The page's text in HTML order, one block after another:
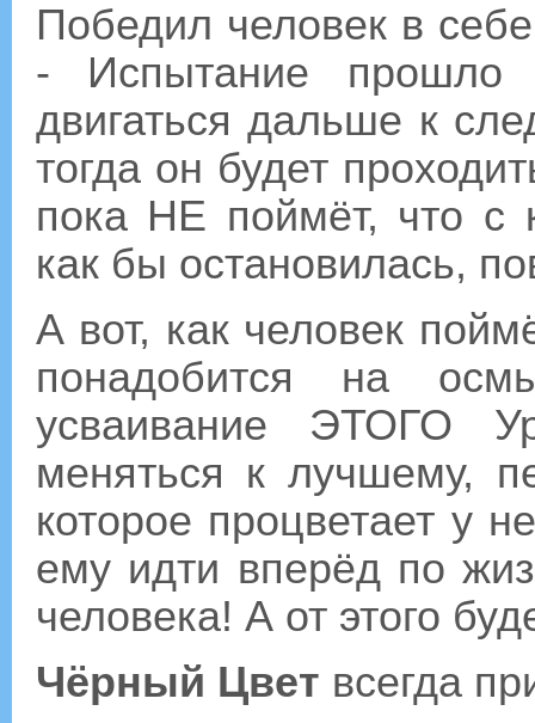
Победил человек в
- Испытание прошло
двигаться дальше к
тогда он будет
пока НЕ поймёт, что с
как бы остановилась,
А вот, как человек
понадобится на
усваивание ЭТОГО
меняться к лучшему,
которое процветает у
ему идти вперёд по
человека! А от этого
Чёрный Цвет всегда